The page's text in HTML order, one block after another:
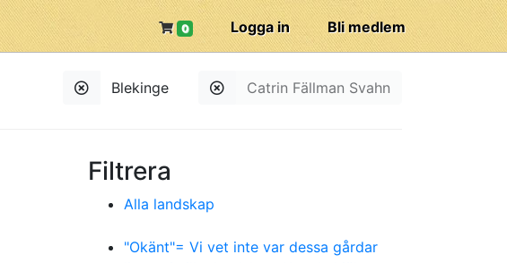
Bli medlem
Logga in
0
Catrin Fällman Svahn
Blekinge
Filtrera
Alla landskap
"Okänt"= Vi vet inte var dessa gårdar